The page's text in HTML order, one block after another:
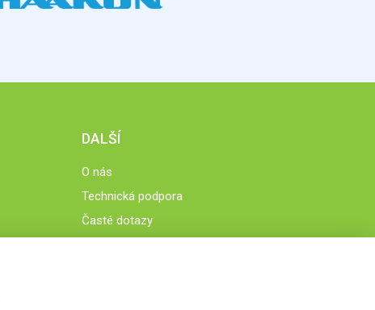
DALŠÍ
O nás
Technická podpora
Časté dotazy